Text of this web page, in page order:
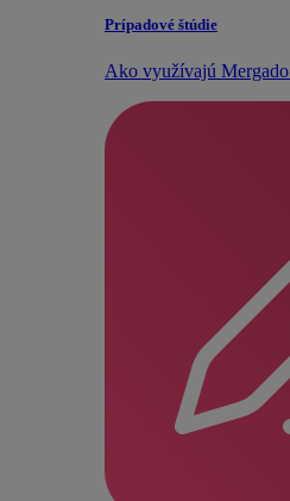
Prípadové štúdie
Ako využívajú